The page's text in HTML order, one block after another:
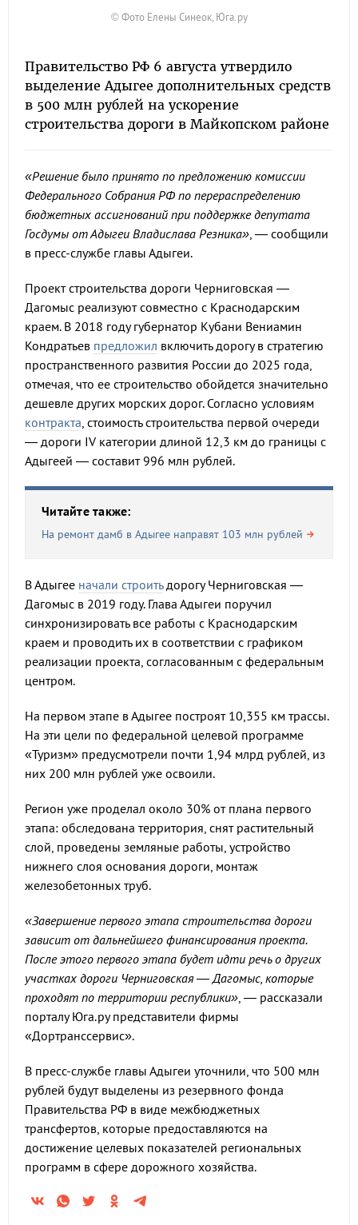
© Фото Елены Синеок, Юга.ру
Правительство РФ 6 августа утвердило
выделение Адыгее дополнительных средств
в 500 млн рублей на ускорение
строительства дороги в Майкопском районе
«Решение было принято по предложению комиссии
Федерального Собрания РФ по перераспределению
бюджетных ассигнований при поддержке депутата
Госдумы от Адыгеи Владислава Резника», — сообщили
в пресс-службе главы Адыгеи.
Проект строительства дороги Черниговская —
Дагомыс реализуют совместно с Краснодарским
краем. В 2018 году губернатор Кубани Вениамин
Кондратьев предложил включить дорогу в стратегию
пространственного развития России до 2025 года,
отмечая, что ее строительство обойдется значительно
дешевле других морских дорог. Согласно условиям
контракта, стоимость строительства первой очереди
— дороги IV категории длиной 12,3 км до границы с
Адыгеей — составит 996 млн рублей.
Читайте также:
На ремонт дамб в Адыгее направят 103 млн рублей
В Адыгее начали строитьдорогу Черниговская —
Дагомыс в 2019 году. Глава Адыгеи поручил
синхронизировать все работы с Краснодарским
краем и проводить их в соответствии с графиком
реализации проекта, согласованным с федеральным
центром.
На первом этапе в Адыгее построят 10,355 км трассы.
На эти цели по федеральной целевой программе
«Туризм» предусмотрели почти 1,94 млрд рублей, из
них 200 млн рублей уже освоили.
Регион уже проделал около 30% от плана первого
этапа: обследована территория, снят растительный
слой, проведены земляные работы, устройство
нижнего слоя основания дороги, монтаж
железобетонных труб.
«Завершение первого этапа строительства дороги
зависит от дальнейшего финансирования проекта.
После этого первого этапа будет идти речь о других
участках дороги Черниговская — Дагомыс, которые
проходят по территории республики», — рассказали
порталу Юга.ру представители фирмы
«Дортранссервис».
В пресс-службе главы Адыгеи уточнили, что 500 млн
рублей будут выделены из резервного фонда
Правительства РФ в виде межбюджетных
трансфертов, которые предоставляются на
достижение целевых показателей региональных
программ в сфере дорожного хозяйства.